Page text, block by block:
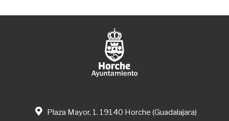
Plaza Mayor, 1. 19140 Horche (Guadalajara)